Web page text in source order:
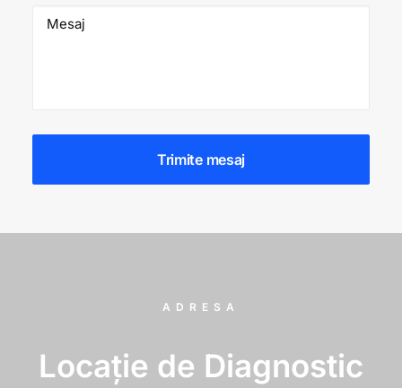
ADRESA
Locație de Diagnostic